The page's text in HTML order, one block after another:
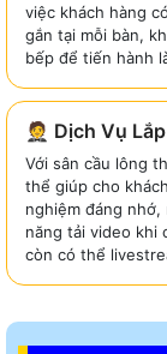
việc khách hàng
gắn tại mỗi bàn,
bếp để tiến hành
🤵 Dịch Vụ
Với sân cầu lông
thể giúp cho
nghiệm đáng
năng tải video khi
còn có thể